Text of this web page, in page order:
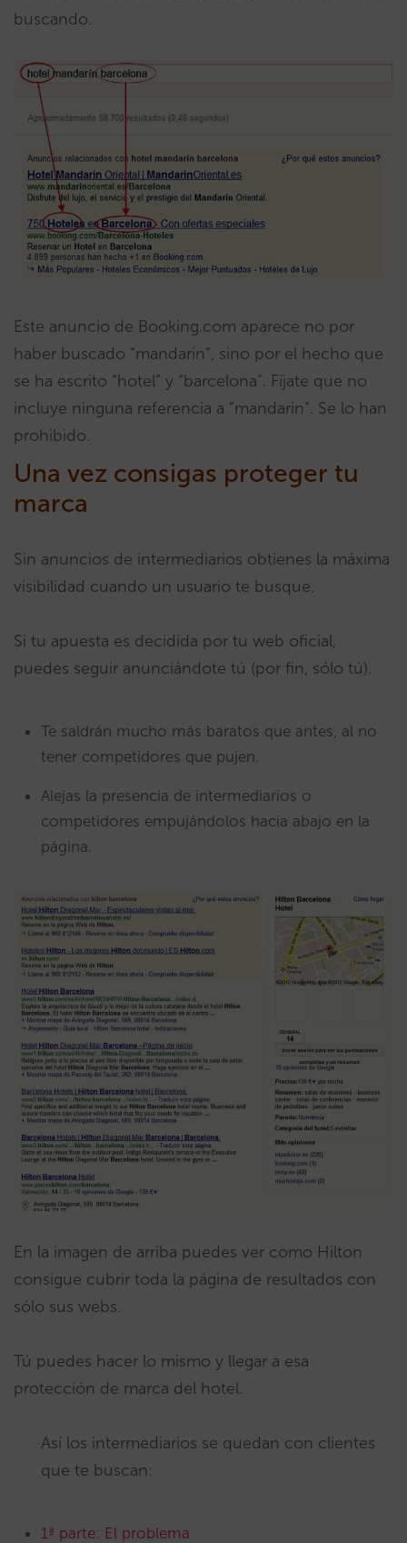
buscando.
Este anuncio de Booking.com aparece no por
haber buscado “mandarin”, sino por el hecho que
se ha escrito “hotel” y “barcelona”. Fíjate que no
incluye ninguna referencia a “mandarin”. Se lo han
prohibido.
Una vez consigas proteger tu
marca
Sin anuncios de intermediarios obtienes la máxima
visibilidad cuando un usuario te busque.
Si tu apuesta es decidida por tu web oficial,
puedes seguir anunciándote tú (por fin, sólo tú).
Te saldrán mucho más baratos que antes, al no
tener competidores que pujen.
Alejas la presencia de intermediarios o
competidores empujándolos hacia abajo en la
página.
En la imagen de arriba puedes ver como Hilton
consigue cubrir toda la página de resultados con
sólo sus webs.
Tú puedes hacer lo mismo y llegar a esa
protección de marca del hotel.
Así los intermediarios se quedan con clientes
que te buscan:
1ª parte: El problema